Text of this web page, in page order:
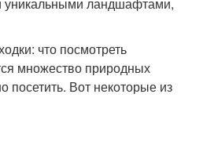
уникальными ландшафтами,
что посмотреть
множество природных
посетить. Вот некоторые из